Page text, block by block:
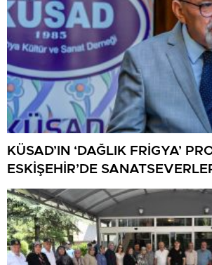
KÜSAD’IN ‘DAĞLIK FRİGYA’
ESKİŞEHİR’DE
BULUŞUYOR